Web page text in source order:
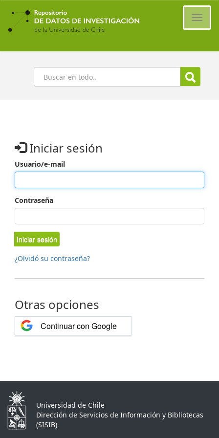
Ir
contenido
principal
Buscar
Iniciar sesión
Usuario/e-mail
Contraseña
Iniciar sesión
¿Olvidó su contraseña?
Otras opciones
Continuar con Google
Universidad de Chile
Dirección de Servicios de Información y Bibliotecas
(SISIB)